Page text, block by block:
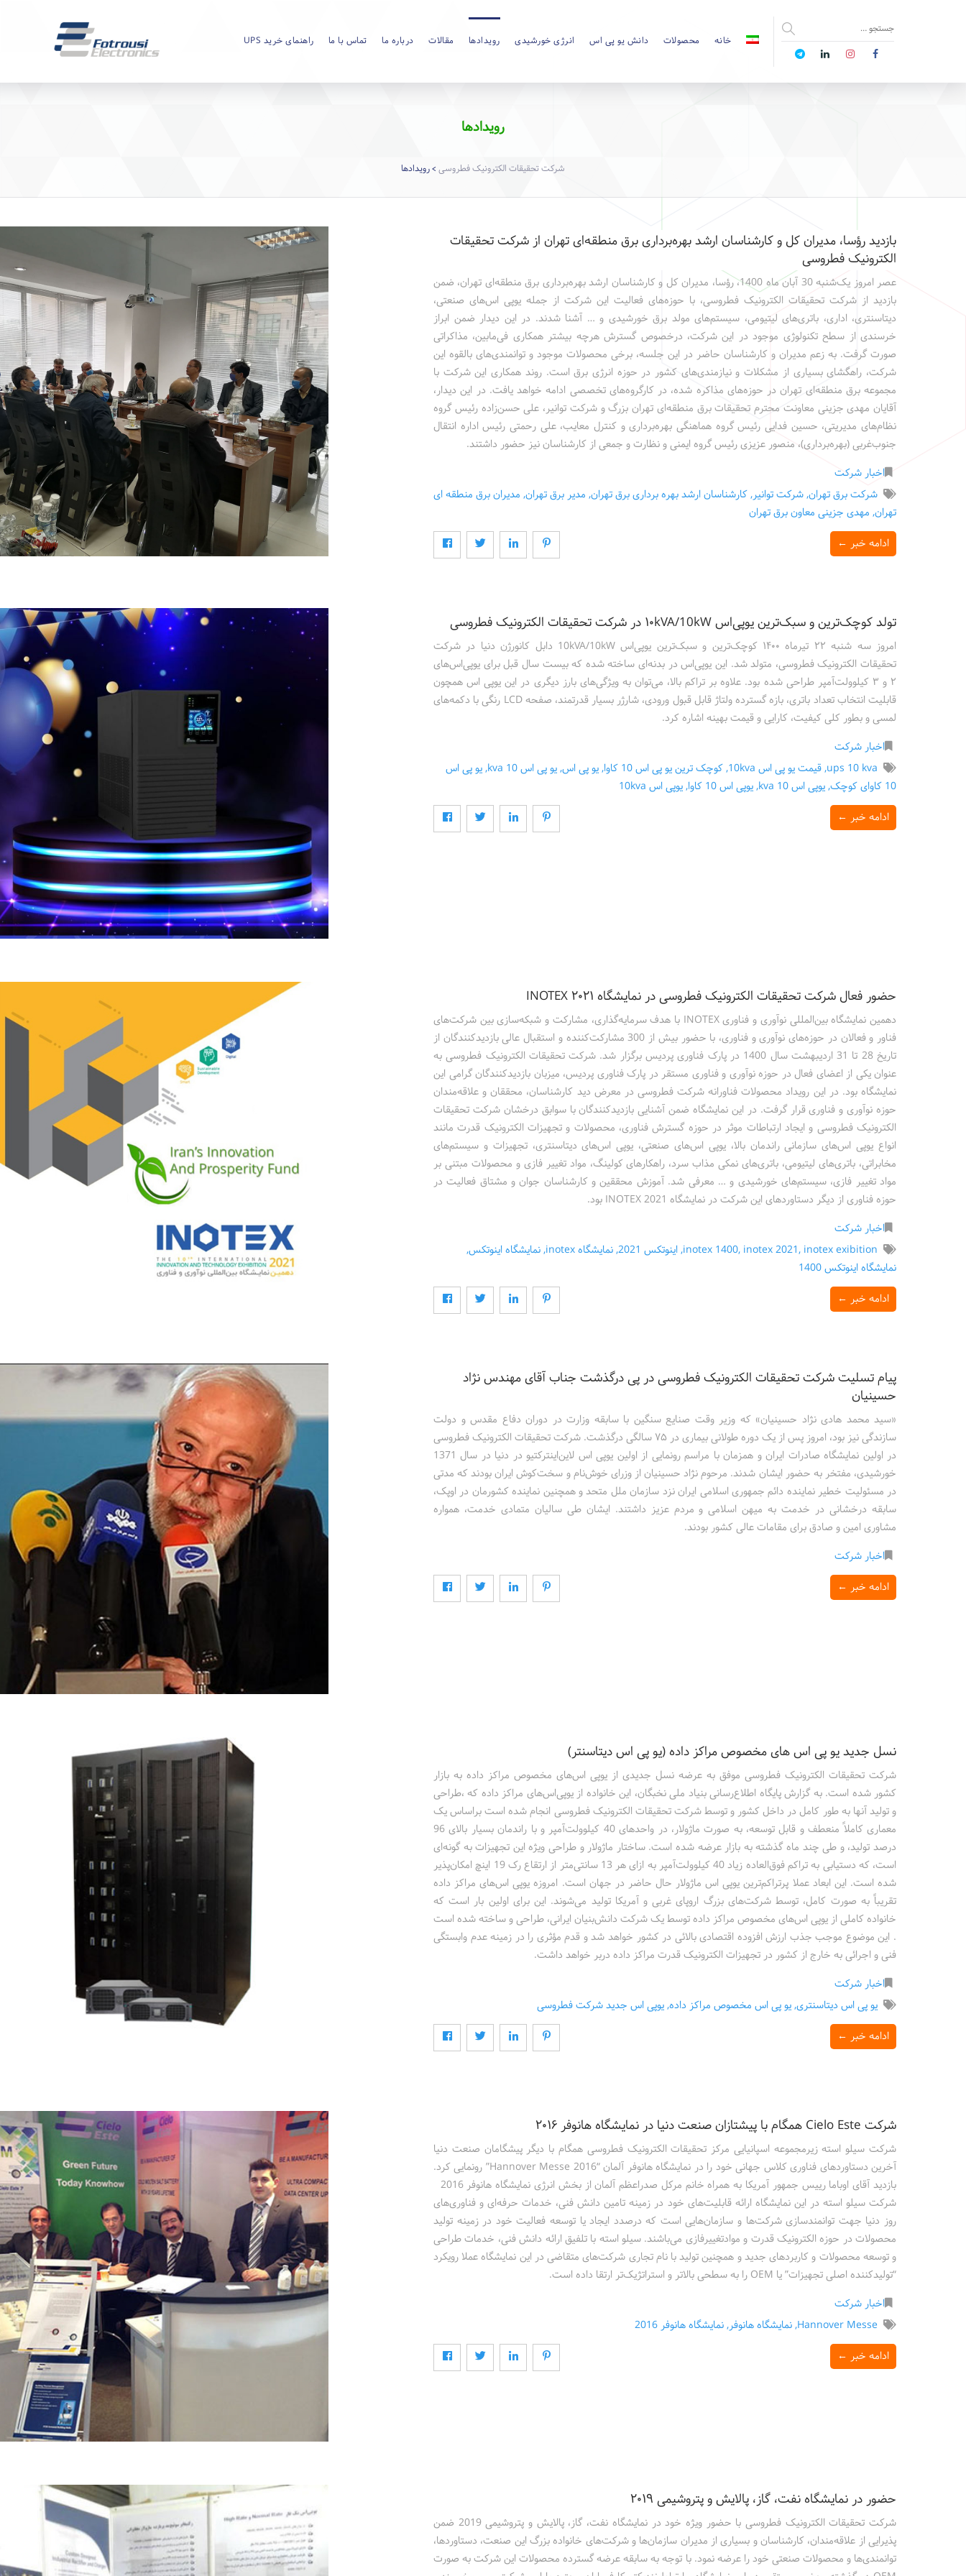
خانه محصولات دانش یو پی اس انرژی خورشیدی رویدادها مقالات درباره ما تماس با ما راهنمای خرید UPS
رویدادها
شرکت تحقیقات الکترونیک فطروسی > رویدادها
بازدید رؤسا، مدیران کل و کارشناسان ارشد بهره‌برداری برق منطقه‌ای تهران از شرکت تحقیقات
الکترونیک فطروسی
عصر امروز یک‌شنبه 30 آبان ماه 1400، رؤسا، مدیران کل و کارشناسان ارشد بهره‌برداری برق منطقه‌ای تهران، ضمن
بازدید از شرکت تحقیقات الکترونیک فطروسی، با حوزه‌های فعالیت این شرکت از جمله یوپی اس‌های صنعتی،
دیتاسنتری، اداری، باتری‌های لیتیومی، سیستم‌های مولد برق خورشیدی و … آشنا شدند. در این دیدار ضمن ابراز
خرسندی از سطح تکنولوژی موجود در این شرکت، درخصوص گسترش هرچه بیشتر همکاری فی‌مابین، مذاکراتی
صورت گرفت. به زعم مدیران و کارشناسان حاضر در این جلسه، برخی محصولات موجود و توانمندی‌های بالقوه این
شرکت، راهگشای بسیاری از مشکلات و نیازمندی‌های کشور در حوزه انرژی برق است. روند همکاری این شرکت با
مجموعه برق منطقه‌ای تهران در حوزه‌‎های مذاکره شده، در کارگروه‌های تخصصی ادامه خواهد یافت. در این دیدار،
آقایان مهدی جزینی معاونت محترم تحقیقات برق منطقه‌ای تهران بزرگ و شرکت توانیر، علی حسن‌زاده رئیس گروه
نظام‌های مدیریتی، حسین فدایی رئیس گروه هماهنگی بهره‌برداری و کنترل معایب، علی رحمتی رئیس اداره انتقال
جنوب‌غربی (بهره‌برداری)، منصور عزیزی رئیس گروه ایمنی و نظارت و جمعی از کارشناسان نیز حضور داشتند.
اخبار شرکت
شرکت برق تهران,شرکت توانیر,کارشناسان ارشد بهره برداری برق تهران, مدیر برق تهران, مدیران برق منطقه ای
تهران, مهدی جزینی معاون برق تهران
ادامه خبر ←
تولد کوچک‌ترین و سبک‌ترین یوپى‌اس ۱۰kVA/10kW در شرکت تحقیقات الکترونیک فطروسی
امروز سه شنبه ٢٢ تیرماه ١۴٠٠ کوچک‌ترین و سبک‌ترین یوپى‌اس 10kVA/10kW دابل کانورژن دنیا در شرکت
تحقیقات الکترونیک فطروسى، متولد شد. این یوپى‌اس در بدنه‌اى ساخته شده که بیست سال قبل براى یوپى‌اس‌هاى
٢ و ٣ کیلوولت‌آمپر طراحى شده بود. علاوه بر تراکم بالا، می‌توان به ویژگی‌های بارز دیگری در این یوپی اس همچون
قابلیت انتخاب تعداد باتری، بازه گسترده ولتاژ قابل قبول ورودی، شارژر بسیار قدرتمند، ­صفحه LCD رنگی با دکمه‌های
لمسی و بطور کلی کیفیت، کارایی و قیمت بهینه اشاره کرد.
اخبار شرکت
ups 10 kva
,قیمت یو پی اس 10kva ,کوچک ترین یو پی اس 10 کاوا ,یو پی اس,یو پی اس 10 kva ,یو پی اس
10 کاوای کوچک
,یوپی اس 10 kva ,یوپی اس 10 کاوا ,یوپی اس 10kva
ادامه خبر ←
حضور فعال شرکت تحقیقات الکترونیک فطروسی در نمایشگاه ۲۰۲۱ INOTEX
دهمین نمایشگاه بین‌المللی نوآوری و فناوری INOTEX با هدف سرمایه‌گذاری، مشارکت و شبکه‌سازی بین شرکت‌های
فناور و فعالان در حوزه‌های نوآوری و فناوری، با حضور بیش از 300 مشارکت‌کننده و استقبال عالی بازدیدکنندگان از
تاریخ 28 تا 31 اردیبهشت سال 1400 در پارک فناوری پردیس برگزار شد. شرکت تحقیقات الکترونیک فطروسی به
عنوان یکی از اعضای فعال در حوزه نوآوری و فناوری مستقر در پارک فناوری پردیس، میزبان بازدید‌کنندگان گرامی این
نمایشگاه بود. در این رویداد محصولات فناورانه شرکت فطروسی در معرض دید کارشناسان، محققان و علاقه‌مندان
حوزه نوآوری و فناوری قرار گرفت. در این نمایشگاه ضمن آشنایی بازدیدکنندگان با سوابق درخشان شرکت تحقیقات
الکترونیک فطروسی و ایجاد ارتباطات موثر در حوزه گسترش فناوری، محصولات و تجهیزات الکترونیک قدرت مانند
انواع یوپی اس‌های سازمانی راندمان بالا، یوپی اس‌های صنعتی، یوپی اس‌های دیتاسنتری، تجهیزات و سیستم‌های
مخابراتی، باتری‌های لیتیومی، باتری‌های نمکی مذاب سرد، راهکارهای کولینگ، مواد تغییر فازی و محصولات مبتنی بر
مواد تغییر فازی، سیستم‌های خورشیدی و … معرفی شد. آموزش محققین و کارشناسان جوان و مشتاق فعالیت در
حوزه فناوری از دیگر دستاوردهای این شرکت در نمایشگاه INOTEX 2021 بود.
اخبار شرکت
inotex 1400, inotex 2021, inotex exibition
,اینوتکس 2021 ,نمایشگاه inotex ,نمایشگاه اینوتکس,
نمایشگاه اینوتکس 1400
ادامه خبر ←
پیام تسلیت شرکت تحقیقات الکترونیک فطروسی در پی درگذشت جناب آقای مهندس نژاد
حسینیان
«سید محمد هادی نژاد حسینیان» که وزیر وقت صنایع سنگین با سابقه وزارت در دوران دفاع مقدس و دولت
سازندگی نیز بود، امروز پس از یک دوره طولانی بیماری در ۷۵ سالگی درگذشت. شرکت تحقیقات الکترونیک فطروسی
در اولین نمایشگاه صادرات ایران و همزمان با مراسم رونمایی از اولین یوپی اس لاین‌اینترکتیو در دنیا در سال 1371
خورشیدی، مفتخر به حضور ایشان شدند. مرحوم نژاد حسینیان از وزرای خوش‌نام و سخت‌کوش ایران بودند که مدتی
در مسئولیت خطیر نماینده دائم جمهوری اسلامی ایران نزد سازمان ملل متحد و همچنین نماینده کشورمان در اوپک،
سابقه درخشانی در خدمت به میهن اسلامی و مردم عزیز داشتند. ایشان طی سالیان متمادی خدمت، همواره
مشاوری امین و صادق برای مقامات عالی کشور بودند.
اخبار شرکت
ادامه خبر ←
نسل جدید یو پی اس های مخصوص مراکز داده (یو پی اس دیتاسنتر)
شرکت تحقیقات الکترونیک فطروسی موفق به عرضه نسل جدیدی از یوپی اس‌های مخصوص مراکز داده به بازار
کشور شده است. به گزارش پایگاه اطلاع‌رسانی بنیاد ملی نخبگان، این خانواده از یو‌پی‌‌اس‌‌های مراکز داده که ،طراحی
و تولید آنها به طور کامل‎ در داخل‌ کشور و توسط شرکت‌ تحقیقات الکترونیک فطروسی انجام شده است براساس یک
معماری کاملاً‌ منعطف و قابل‌ توسعه، به صورت ماژولار، در واحدهای 40 کیلوولت‌آمپر و با راندمان بسیار بالای 96
درصد تولید، و طی چند ماه گذشته به بازار عرضه شده است. ساختار ماژولار و طراحی ویژه این تجهیزات به گونه‌ای
است، که دستیابی به تراکم فوق‌العاده زیاد 40 کیلوولت‌آمپر به ازای هر 13 سانتی‌متر از ارتقاع رک 19 اینچ امکان‌پذیر
شده است. این ابعاد عملا پرتراکم‌ترین یوپی اس ماژولار حال حاضر در جهان است. امروزه یوپی اس‌های مراکز داده
تقریباً به صورت کامل، توسط شرکت‌های بزرگ اروپای غربی و آمریکا تولید می‌شوند. این برای اولین بار است که
خانواده کاملی از یوپی اس‌های مخصوص مراکز داده توسط یک شرکت دانش‌بنیان ایرانی، طراحی و ساخته شده است
. این موضوع موجب جذب ارزش افزوده اقتصادی بالائی در کشور خواهد شد و قدم مؤثری را در زمینه عدم وابستگی
فنی و اجرائی به خارج از کشور در تجهیزات الکترونیک قدرت مراکز داده دربر خواهد داشت.
اخبار شرکت
یو پی اس دیتاسنتری,یو پی اس مخصوص مراکز داده,یوپی اس جدید شرکت فطروسی
ادامه خبر ←
شرکت Cielo Este همگام با پیشتازان صنعت دنیا در نمایشگاه هانوفر ۲۰۱۶
شرکت سیلو استه زیرمجموعه اسپانیایی مرکز تحقیقات الکترونیک فطروسی همگام با دیگر پیشگامان صنعت دنیا
آخرین دستاوردهای فناوری کلاس جهانی خود را در نمایشگاه هانوفر آلمان “Hannover Messe 2016” رونمایی کرد.
شرکت سیلو استه در این نمایشگاه ارائه قابلیت‌های خود در زمینه تامین دانش فنی، خدمات حرفه‌ای و فناوری‌های
روز دنیا جهت توانمندسازی شرکت‌ها و سازمان‌هایی است که درصدد ایجاد یا توسعه فعالیت خود در زمینه تولید
محصولات در حوزه الکترونیک قدرت و موادتغییرفازی می‌باشند. سیلو استه با تلفیق ارائه دانش فنی، خدمات طراحی
و توسعه محصولات و کاربردهای جدید و همچنین تولید با نام تجاری شرکت‌های متقاضی در این نمایشگاه عملا رویکرد
“تولیدکننده اصلی تجهیزات” یا OEM را به سطحی بالاتر و استراتژیک‌تر ارتقا داده است.
اخبار شرکت
Hannover Messe
,نمایشگاه هانوفر,نمایشگاه هانوفر 2016
ادامه خبر ←
حضور در نمایشگاه نفت، گاز، پالایش و پتروشیمی ۲۰۱۹
شرکت تحقیقات الکترونیک فطروسی با حضور ویژه خود در نمایشگاه نفت، گاز، پالایش و پتروشیمی 2019 ضمن
پذیرایی از علاقه‌مندان، کارشناسان و بسیاری از مدیران سازمان‌ها و شرکت‌های خانواده بزرگ این صنعت، دستاوردها،
توانمندی‌ها و محصولات صنعتی خود را عرضه نمود. با توجه به سابقه عرضه گسترده محصولات این شرکت به صورت